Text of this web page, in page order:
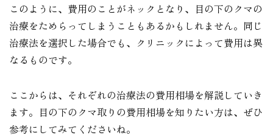
このように、費用のことがネックとなり、目の下のクマの
治療をためらってしまうこともあるかもしれません。同じ
治療法を選択した場合でも、クリニックによって費用は異
なるものです。
ここからは、それぞれの治療法の費用相場を解説していき
ます。目の下のクマ取りの費用相場を知りたい方は、ぜひ
参考にしてみてくださいね。